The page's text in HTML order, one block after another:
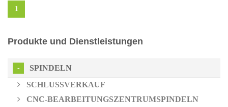
1
Produkte und Dienstleistungen
SPINDELN
SCHLUSSVERKAUF
CNC-BEARBEITUNGSZENTRUMSPINDELN